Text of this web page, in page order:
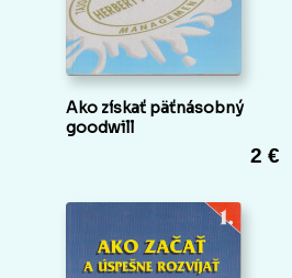
Ako získať päťnásobný
goodwill
2 €